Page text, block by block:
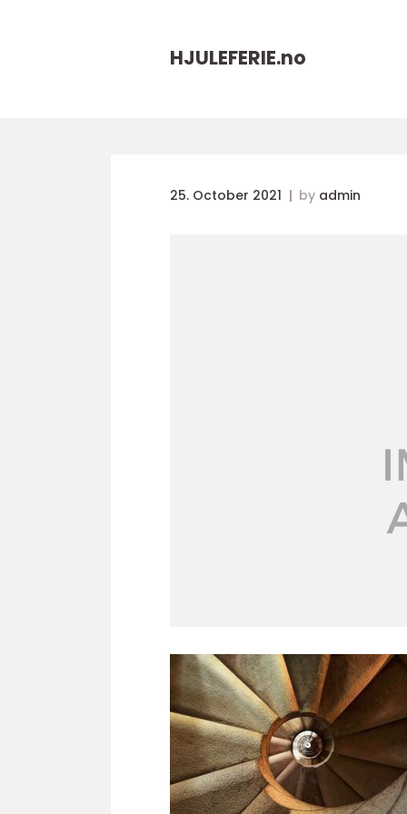
HJULEFERIE.no
25. October 2021 by admin